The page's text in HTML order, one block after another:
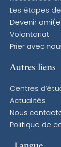
Les étapes
Devenir
Volontariat
Prier avec
Autres liens
Centres
Actualités
Nous
Politique de